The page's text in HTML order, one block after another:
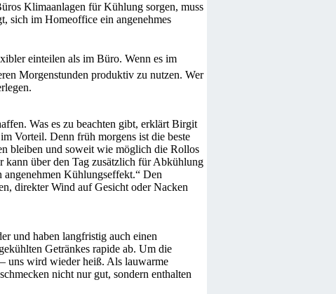
Klimaanlagen für Kühlung sorgen, muss
sich im Homeoffice ein angenehmes
einteilen als im Büro. Wenn es im
Morgenstunden produktiv zu nutzen. Wer
Was es zu beachten gibt, erklärt Birgit
Vorteil. Denn früh morgens ist die beste
bleiben und soweit wie möglich die Rollos
kann über den Tag zusätzlich für Abkühlung
Kühlungseffekt.“ Den
direkter Wind auf Gesicht oder Nacken
und haben langfristig auch einen
Getränkes rapide ab. Um die
uns wird wieder heiß. Als lauwarme
nicht nur gut, sondern enthalten